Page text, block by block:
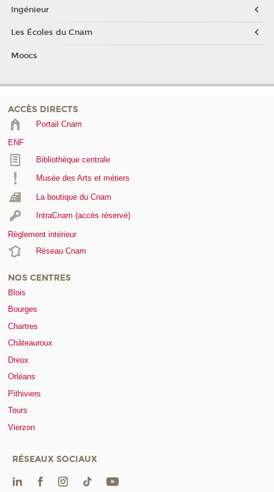
Ingénieur
Les Écoles du Cnam
Moocs
ACCÈS DIRECTS
Portail Cnam
ENF
Bibliothèque centrale
Musée des Arts et métiers
La boutique du Cnam
IntraCnam (accès réservé)
Règlement intérieur
Réseau Cnam
NOS CENTRES
Blois
Bourges
Chartres
Châteauroux
Dreux
Orléans
Pithiviers
Tours
Vierzon
RÉSEAUX SOCIAUX